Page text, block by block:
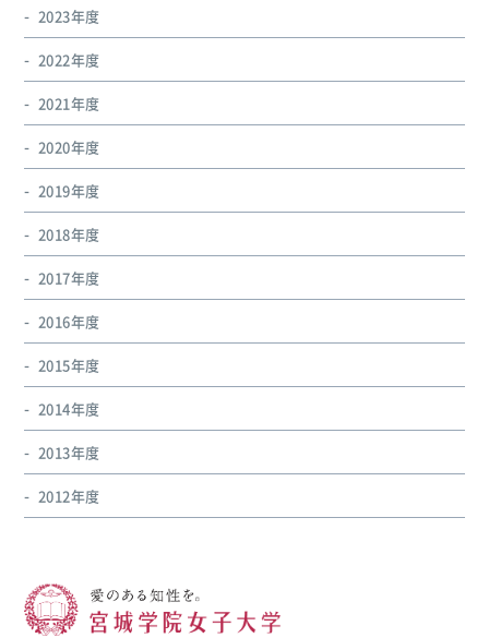
2023年度
2022年度
2021年度
2020年度
2019年度
2018年度
2017年度
2016年度
2015年度
2014年度
2013年度
2012年度